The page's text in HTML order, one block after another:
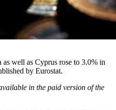
well as Cyprus rose to 3.0% in
by Eurostat.
in the paid version of the